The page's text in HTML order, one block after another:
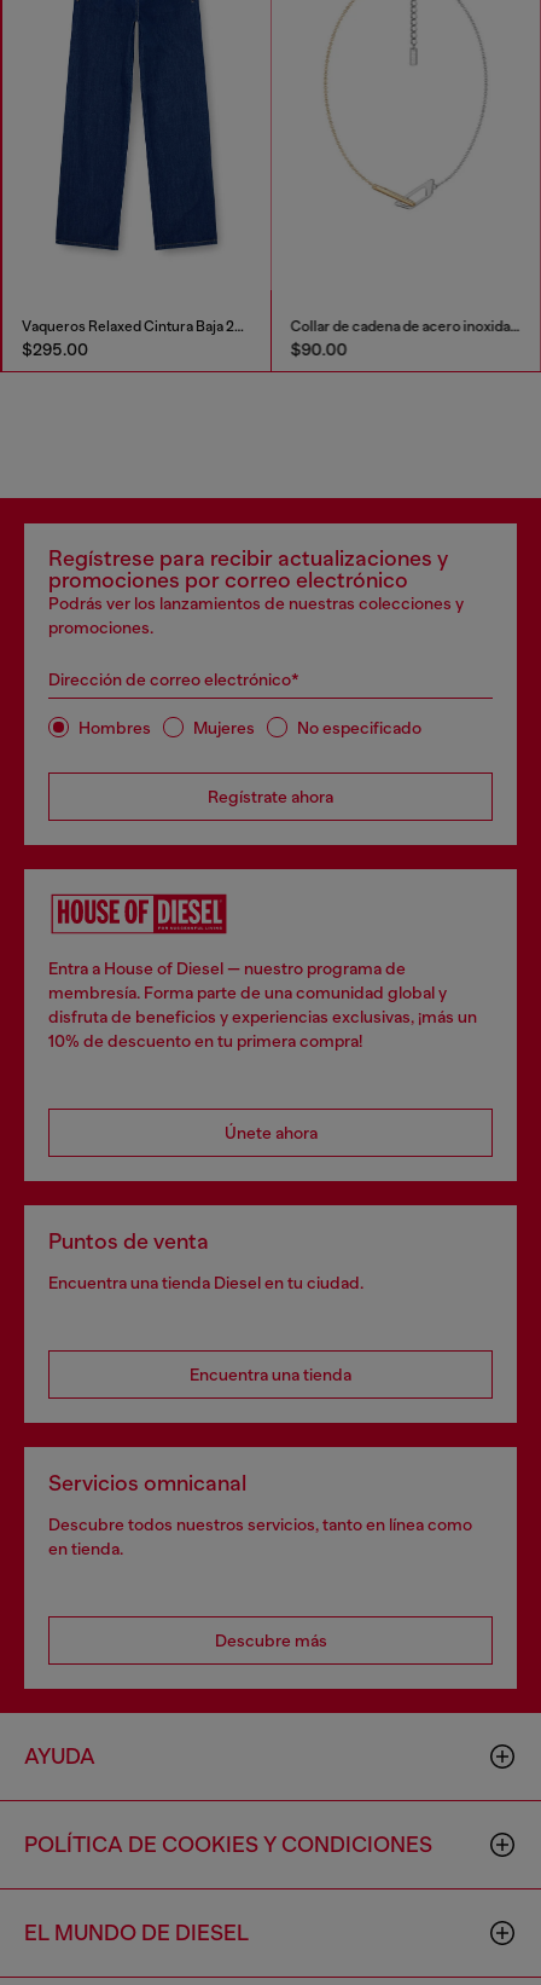
Vaqueros Relaxed Cintura Baja 2001 D-Macro
$295.00
Collar de cadena de acero inoxidable
$90.00
Regístrese para recibir actualizaciones y
promociones por correo electrónico
Podrás ver los lanzamientos de nuestras colecciones y
promociones.
Dirección de correo electrónico*
Hombres Mujeres No especificado
Regístrate ahora
Entra a House of Diesel — nuestro programa de
membresía. Forma parte de una comunidad global y
disfruta de beneficios y experiencias exclusivas, ¡más un
10% de descuento en tu primera compra!
Únete ahora
Puntos de venta
Encuentra una tienda Diesel en tu ciudad.
Encuentra una tienda
Servicios omnicanal
Descubre todos nuestros servicios, tanto en línea como
en tienda.
Descubre más
AYUDA
POLÍTICA DE COOKIES Y CONDICIONES
EL MUNDO DE DIESEL